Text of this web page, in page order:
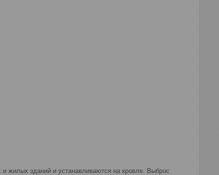
жилых зданий и устанавливаются на кровле. Выброс